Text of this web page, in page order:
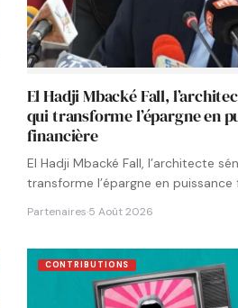
El Hadji Mbacké Fall,
qui transforme l’épargne en
financière
El Hadji Mbacké Fall, l’architecte
transforme l’épargne en puissance
Partenaires·5 Août 2026
CONTRIBUTIONS